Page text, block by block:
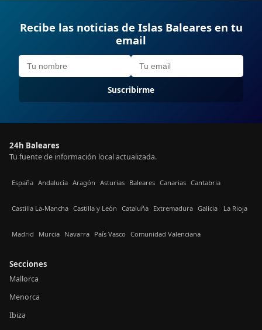
Recibe las noticias de Islas Baleares en tu
email
Suscribirme
24h Baleares
Tu fuente de información local actualizada.
España Andalucía Aragón Asturias Baleares Canarias Cantabria
Castilla La-Mancha Castilla y León Cataluña Extremadura Galicia La Rioja
Madrid Murcia Navarra País Vasco Comunidad Valenciana
Secciones
Mallorca
Menorca
Ibiza